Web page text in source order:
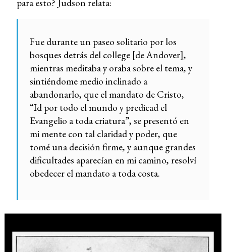
para esto? Judson relata:
Fue durante un paseo solitario por los
bosques detrás del college [de Andover],
mientras meditaba y oraba sobre el tema, y
sintiéndome medio inclinado a
abandonarlo, que el mandato de Cristo,
“Id por todo el mundo y predicad el
Evangelio a toda criatura”, se presentó en
mi mente con tal claridad y poder, que
tomé una decisión firme, y aunque grandes
dificultades aparecían en mi camino, resolví
obedecer el mandato a toda costa.